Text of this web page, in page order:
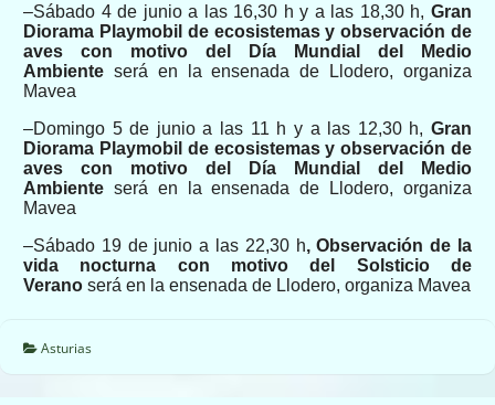
–Sábado 4 de junioa las 16,30 h y a las 18,30 h, Gran
Diorama Playmobil de ecosistemas y observación de
aves
con motivo del Día Mundial del Medio
Ambiente será en la ensenada de Llodero, organiza
Mavea
–Domingo 5de junio a las 11 h y a las 12,30 h,Gran
Diorama Playmobil de ecosistemas y observación de
aves con motivo del Día Mundial del Medio
Ambiente será en la ensenada de Llodero, organiza
Mavea
–Sábado 19 de junioa las 22,30 h,Observación de la
vida nocturna con motivo del Solsticio de
Verano será en la ensenada de Llodero, organiza Mavea
Asturias